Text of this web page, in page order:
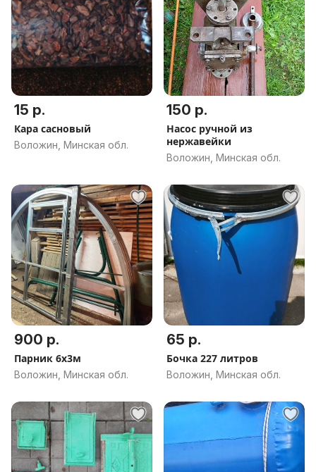
15 р.
Кара сасновый
Воложин, Минская обл.
150 р.
Насос ручной из
нержавейки
Воложин, Минская обл.
900 р.
Парник 6х3м
Воложин, Минская обл.
65 р.
Бочка 227 литров
Воложин, Минская обл.